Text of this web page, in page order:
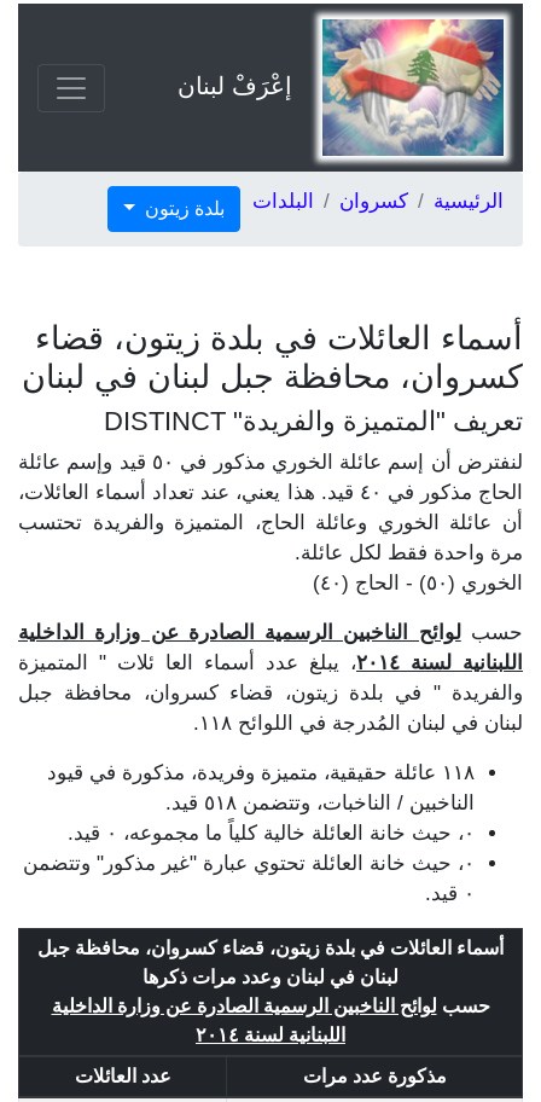
إعْرَفْ لبنان
الرئيسية كسروان البلدات بلدة زيتون
أسماء العائلات في بلدة زيتون، قضاء
كسروان، محافظة جبل لبنان في لبنان
تعريف "المتميزة والفريدة" DISTINCT
لنفترض أن إسم عائلة الخوري مذكور في ٥٠ قيد وإسم عائلة
الحاج مذكور في ٤٠ قيد. هذا يعني، عند تعداد أسماء العائلات،
أن عائلة الخوري وعائلة الحاج، المتميزة والفريدة تحتسب
مرة واحدة فقط لكل عائلة.
الخوري (٥٠) - الحاج (٤٠)
حسبلوائح الناخبين الرسمية الصادرة عن وزارة الداخلية
اللبنانية لسنة ٢٠١٤
، يبلغ عدد أسماء العا ئلات " المتميزة
والفريدة " في بلدة زيتون، قضاء كسروان، محافظة جبل
لبنان في لبنان المُدرجة في اللوائح ١١٨.
١١٨ عائلة حقيقية، متميزة وفريدة، مذكورة في قيود
الناخبين / الناخبات، وتتضمن ٥١٨ قيد.
٠، حيث خانة العائلة خالية كلياً ما مجموعه، ٠ قيد.
٠، حيث خانة العائلة تحتوي عبارة "غير مذكور" وتتضمن
٠ قيد.
أسماء العائلات في بلدة زيتون، قضاء كسروان، محافظة جبل
لبنان في لبنان وعدد مرات ذكرها
حسب لوائح الناخبين الرسمية الصادرة عن وزارة الداخلية
اللبنانية لسنة ٢٠١٤
مذكورة عدد مرات
عدد العائلات